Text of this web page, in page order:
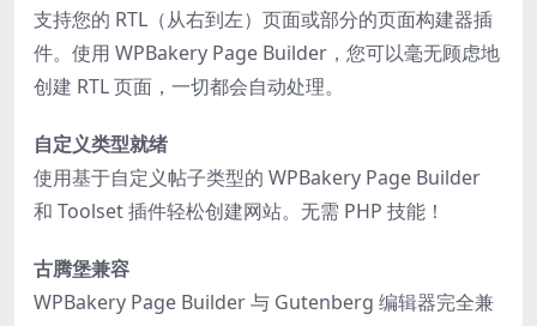
支持您的 RTL（从右到左）页面或部分的页面构建器插
件。使用 WPBakery Page Builder，您可以毫无顾虑地
创建 RTL 页面，一切都会自动处理。
自定义类型就绪
使用基于自定义帖子类型的 WPBakery Page Builder
和 Toolset 插件轻松创建网站。无需 PHP 技能！
古腾堡兼容
WPBakery Page Builder 与 Gutenberg 编辑器完全兼